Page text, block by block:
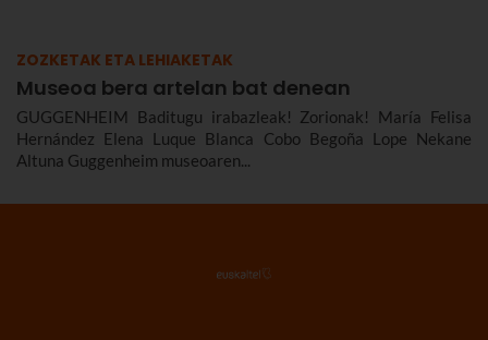
ZOZKETAK ETA LEHIAKETAK
Museoa bera artelan bat denean
GUGGENHEIM Baditugu irabazleak! Zorionak! María Felisa
Hernández Elena Luque Blanca Cobo Begoña Lope Nekane
Altuna Guggenheim museoaren...